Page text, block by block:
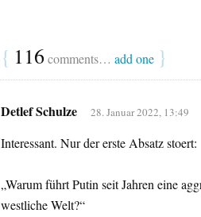
{ 116 comments… add one }
Detlef Schulze 28. Januar 2022, 13:49
Interessant. Nur der erste Absatz stoert:
„Warum führt Putin seit Jahren eine
westliche Welt?“